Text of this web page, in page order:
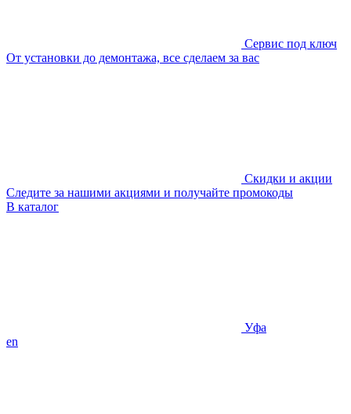
Сервис под ключ
От установки до демонтажа, все сделаем за вас
Скидки и акции
Следите за нашими акциями и получайте промокоды
В каталог
Уфа
en